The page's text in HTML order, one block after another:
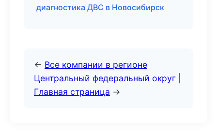
диагностика ДВС в Новосибирск
← Все компании в регионе
Центральный федеральный округ
Главная страница →